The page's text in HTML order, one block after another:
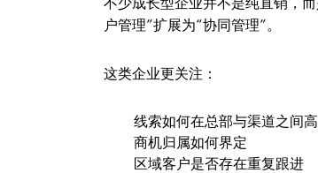
户管理”扩展为“协同管理”。
这类企业更关注：
线索如何在总部与渠道之间
商机归属如何界定
区域客户是否存在重复跟进